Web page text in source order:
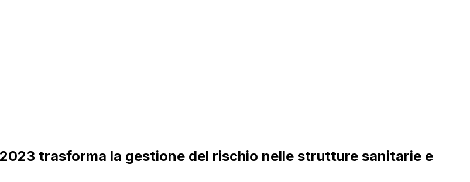
trasforma la gestione del rischio nelle strutture sanitarie e